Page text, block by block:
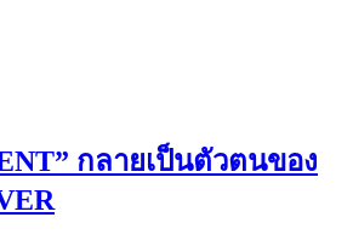
กลายเป็นตัวตนของ